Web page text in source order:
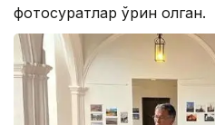
фотосуратлар ўрин олган.